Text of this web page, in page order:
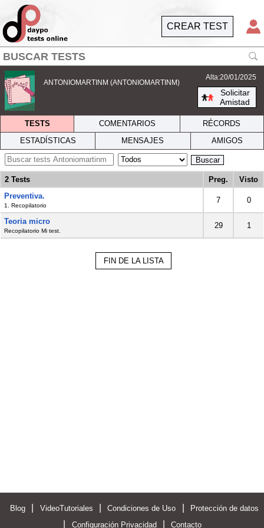
CREAR TEST
ANTONIOMARTINM (ANTONIOMARTINM)
Alta:20/01/2025
Solicitar
Amistad
TESTS COMENTARIOS
RÉCORDS
ESTADÍSTICAS
MENSAJES AMIGOS
Buscar
2 Tests Preg.
Visto
Preventiva.
1. Recopilatorio
7 0
Teoria micro
Recopilatorio Mi test.
29 1
FIN DE LA LISTA
Blog VideoTutoriales Condiciones de Uso Protección de datos
Configuración Privacidad Contacto